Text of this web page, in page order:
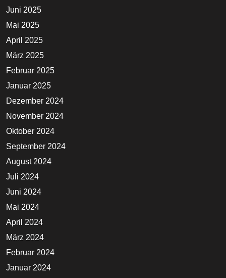
Juni 2025
Mai 2025
April 2025
März 2025
Februar 2025
Januar 2025
Dezember 2024
November 2024
Oktober 2024
September 2024
August 2024
Juli 2024
Juni 2024
Mai 2024
April 2024
März 2024
Februar 2024
Januar 2024